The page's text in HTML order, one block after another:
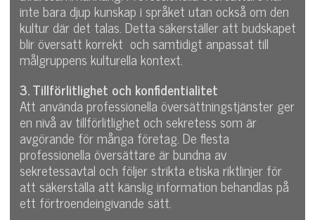
inte bara djup kunskap i språket utan också om den
kultur där det talas. Detta säkerställer att budskapet
blir översatt korrekt och samtidigt anpassat till
målgruppens kulturella kontext.
3. Tillförlitlighet och konfidentialitet
Att använda professionella översättningstjänster ger
en nivå av tillförlitlighet och sekretess som är
avgörande för många företag. De flesta
professionella översättare är bundna av
sekretessavtal och följer strikta etiska riktlinjer för
att säkerställa att känslig information behandlas på
ett förtroendeingivande sätt.